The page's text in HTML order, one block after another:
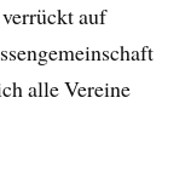
auf
alle Vereine